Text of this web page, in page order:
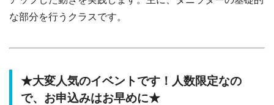
な部分を行うクラスです。
★大変人気のイベントです！人数限定なの
で、お申込みはお早めに★